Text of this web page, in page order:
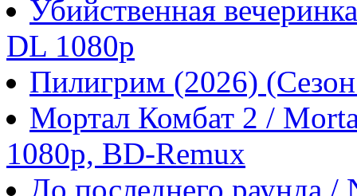
Убийственная
DL 1080p
Пилигрим (2026)
Мортал Комбат 2 /
1080p, BD-Remux